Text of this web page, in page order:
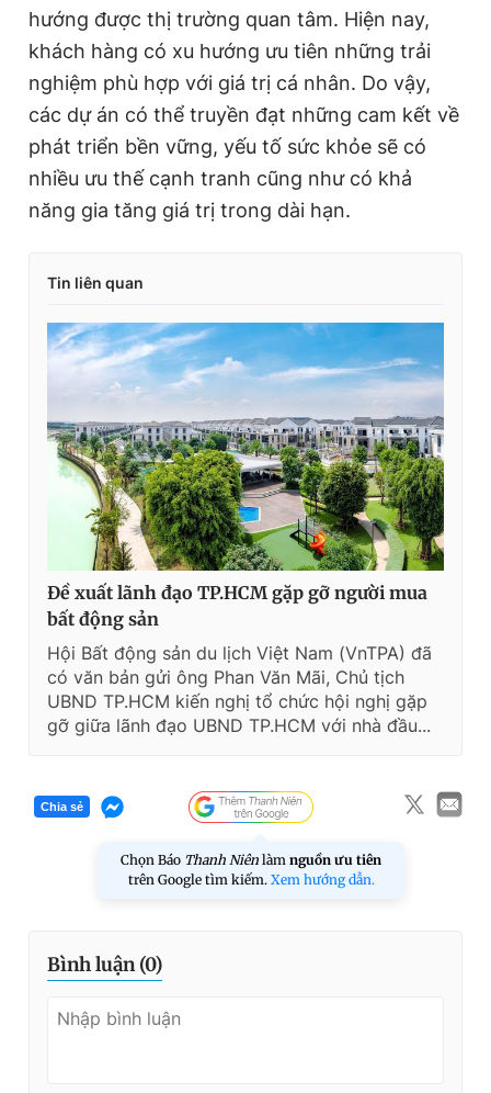
hướng được thị trường quan tâm. Hiện nay,
khách hàng có xu hướng ưu tiên những trải
nghiệm phù hợp với giá trị cá nhân. Do vậy,
các dự án có thể truyền đạt những cam kết về
phát triển bền vững, yếu tố sức khỏe sẽ có
nhiều ưu thế cạnh tranh cũng như có khả
năng gia tăng giá trị trong dài hạn.
Tin liên quan
Đề xuất lãnh đạo TP.HCM gặp gỡ người mua
bất động sản
Hội Bất động sản du lịch Việt Nam (VnTPA) đã
có văn bản gửi ông Phan Văn Mãi, Chủ tịch
UBND TP.HCM kiến nghị tổ chức hội nghị gặp
gỡ giữa lãnh đạo UBND TP.HCM với nhà đầu...
Chia sẻ
Chọn Báo Thanh Niên làm nguồn ưu tiên
trên Google tìm kiếm. Xem hướng dẫn.
Bình luận (0)